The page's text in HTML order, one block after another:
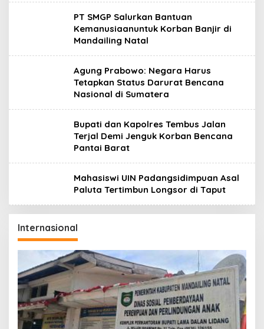
PT SMGP Salurkan Bantuan
Kemanusiaanuntuk Korban Banjir di
Mandailing Natal
Agung Prabowo: Negara Harus
Tetapkan Status Darurat Bencana
Nasional di Sumatera
Bupati dan Kapolres Tembus Jalan
Terjal Demi Jenguk Korban Bencana
Pantai Barat
Mahasiswi UIN Padangsidimpuan Asal
Paluta Tertimbun Longsor di Taput
Internasional